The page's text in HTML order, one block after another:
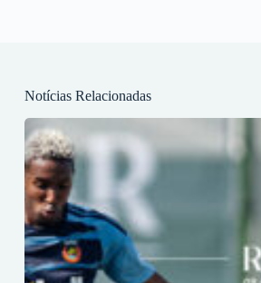
Notícias Relacionadas